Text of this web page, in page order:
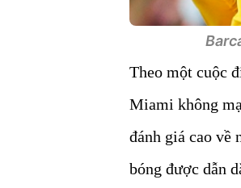
Theo một cuộc
Miami không
đánh giá cao về
bóng được dẫn